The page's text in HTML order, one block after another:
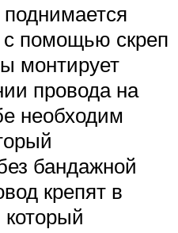
с помощью скреп
монтирует
провода на
необходим
бандажной
крепят в